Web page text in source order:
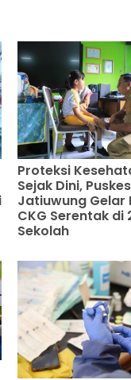
Proteksi
Sejak Dini,
Jatiuwung Gelar
CKG Serentak di
Sekolah